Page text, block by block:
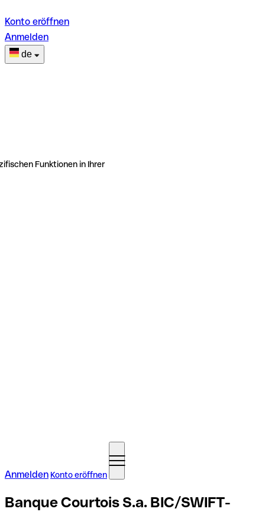
Konto eröffnen
Anmelden
de
Funktionen in Ihrer
Anmelden Konto eröffnen
Banque Courtois S.a. BIC/SWIFT-